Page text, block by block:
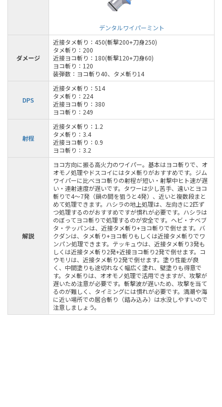
デンタルワイパーミント
ダメージ
近接タメ斬り：450(斬撃200+刀身250)
タメ斬り：200
近接ヨコ斬り：180(斬撃120+刀身60)
ヨコ斬り：120
装弾数：ヨコ斬り40、タメ斬り14
DPS
近接タメ斬り：514
タメ斬り：224
近接ヨコ斬り：380
ヨコ斬り：249
射程
近接タメ斬り：1.2
タメ斬り：3.4
近接ヨコ斬り：0.9
ヨコ斬り：3.2
解説
ヨコ方向に振る高火力のワイパー。基本はヨコ斬りで、オ
オモノ処理やドスコイにはタメ斬りがおすすめです。ジム
ワイパーに比べヨコ斬りの射程が短い・射撃中ヒト速が遅
い・連射速度が遅いです。タワーは少し苦手、遠いとヨコ
斬りで4～7発（鍋の間を狙うと4発）、近いと複数段まと
めて処理できます。ハシラの地上処理は、左向きに2匹ず
つ処理するのがおすすめですが慣れが必要です。ハシラは
のぼってヨコ斬りで処理するのが安全です。ヘビ・ナベブ
タ・テッパンは、近接タメ斬り+ヨコ斬りで倒せます。バ
クダンは、タメ斬り+ヨコ斬りもしくは近接タメ斬りでワ
ンパン処理できます。テッキュウは、近接タメ斬り3発も
しくは近接タメ斬り2発+近接ヨコ斬り2発で倒せます。コ
ウモリは、近接タメ斬り2発で倒せます。塗り性能が良
く、中間塗りも途切れなく幅広く塗れ、壁塗りも得意で
す。タメ斬りは、オオモノ処理で活用できますが、攻撃が
遅いため注意が必要です。斬撃波が遅いため、攻撃を当て
るのが難しく、タイミングには慣れが必要です。満潮や海
に近い場所での居合斬り（踏み込み）は水没しやすいので
注意しましょう。